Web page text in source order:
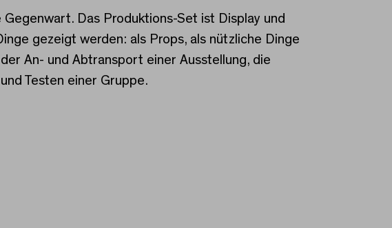
Das Produktions-Set ist Display und
gezeigt werden: als Props, als nützliche Dinge
An- und Abtransport einer Ausstellung, die
Testen einer Gruppe.